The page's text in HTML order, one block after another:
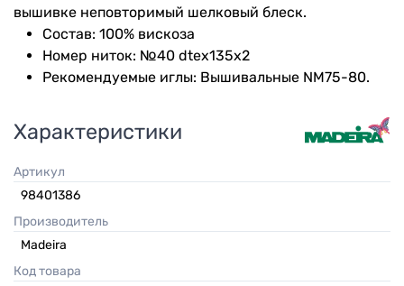
вышивке неповторимый шелковый блеск.
Состав: 100% вискоза
Номер ниток: №40 dtex135x2
Рекомендуемые иглы: Вышивальные NM75-80.
Характеристики
Артикул
98401386
Производитель
Madeira
Код товара